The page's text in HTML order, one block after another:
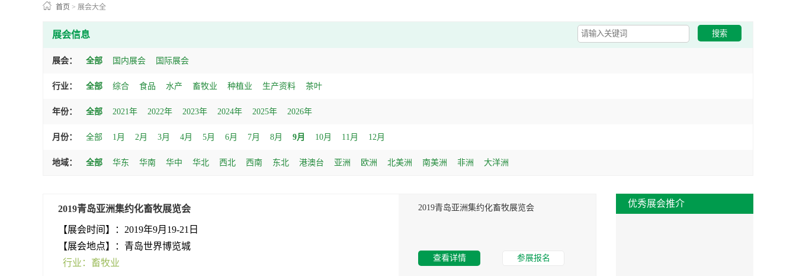
首页 > 展会大全
展会信息
展会： 全部 国内展会 国际展会
行业： 全部 综合 食品 水产 畜牧业 种植业 生产资料 茶叶
年份： 全部 2021年 2022年 2023年 2024年 2025年 2026年
月份： 全部 1月 2月 3月 4月 5月 6月 7月 8月 9月 10月 11月 12月
地域： 全部 华东 华南 华中 华北 西北 西南 东北 港澳台 亚洲 欧洲 北美洲 南美洲 非洲 大洋洲
2019青岛亚洲集约化畜牧展览会
【展会时间】：2019年9月19-21日
【展会地点】：青岛世界博览城
行业： 畜牧业
2019青岛亚洲集约化畜牧展览会
查看详情 参展报名
优秀展会推介